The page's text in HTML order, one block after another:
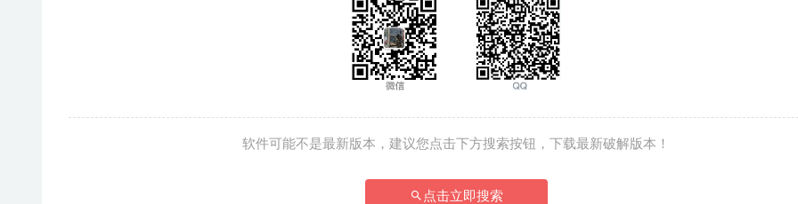
软件可能不是最新版本，建议您点击下方搜索按钮，下载最新破解版本！
点击立即搜索